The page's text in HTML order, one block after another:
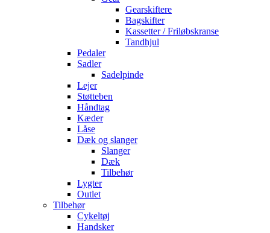
Gearskiftere
Bagskifter
Kassetter / Friløbskranse
Tandhjul
Pedaler
Sadler
Sadelpinde
Lejer
Støtteben
Håndtag
Kæder
Låse
Dæk og slanger
Slanger
Dæk
Tilbehør
Lygter
Outlet
Tilbehør
Cykeltøj
Handsker